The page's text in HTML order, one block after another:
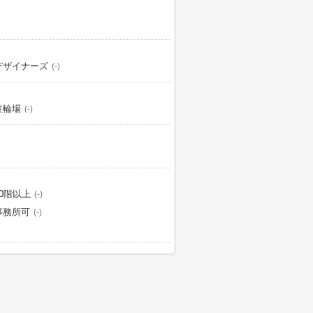
ザイナーズ (-)
輪場 (-)
階以上 (-)
務所可 (-)